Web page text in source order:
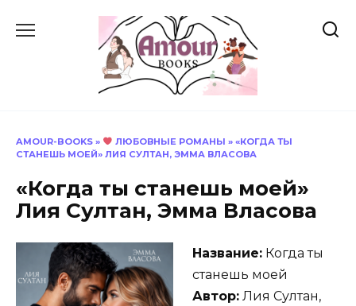
AMOUR-BOOKS » ЛЮБОВНЫЕ РОМАНЫ » «КОГДА ТЫ
СТАНЕШЬ МОЕЙ» ЛИЯ СУЛТАН, ЭММА ВЛАСОВА
«Когда ты станешь моей»
Лия Султан, Эмма Власова
Название: Когда ты
станешь моей
Автор: Лия Султан,